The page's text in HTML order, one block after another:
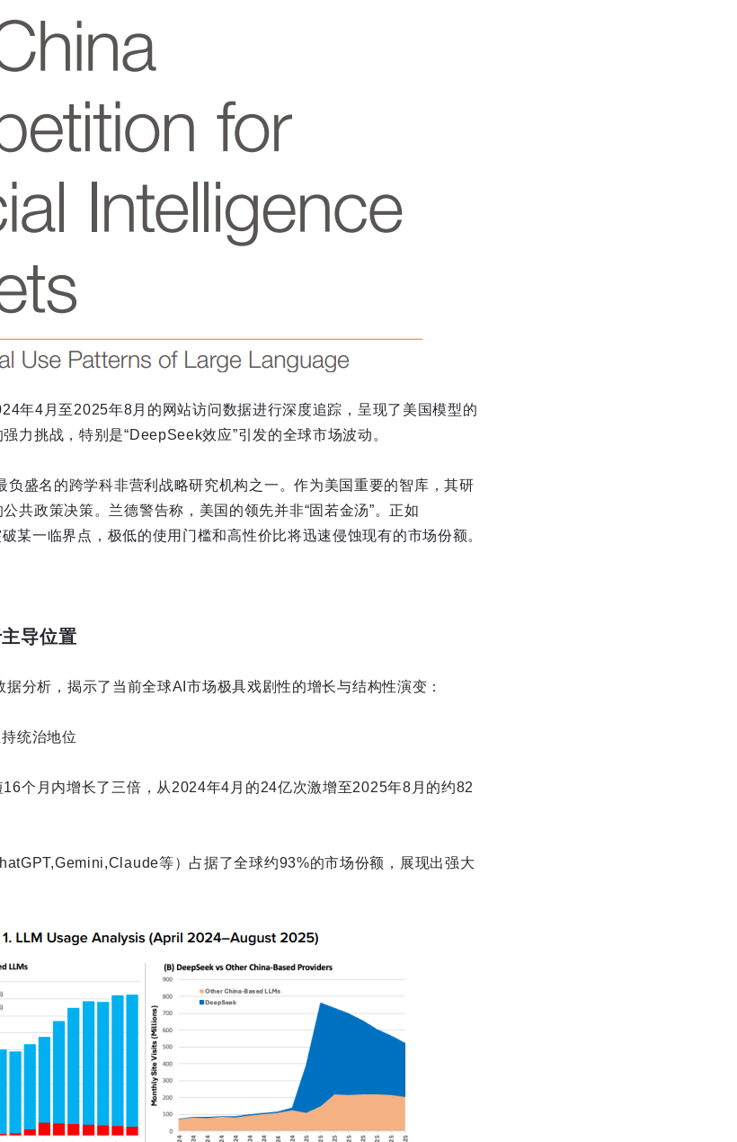
年4月至2025年8月的网站访问数据进行深度追踪，呈现了美国模型的
力挑战，特别是“DeepSeek效应”引发的全球市场波动。
负盛名的跨学科非营利战略研究机构之一。作为美国重要的智库，其研
共政策决策。兰德警告称，美国的领先并非“固若金汤”。正如
某一临界点，极低的使用门槛和高性价比将迅速侵蚀现有的市场份额。
导位置
分析，揭示了当前全球AI市场极具戏剧性的增长与结构性演变：
统治地位
个月内增长了三倍，从2024年4月的24亿次激增至2025年8月的约82
等）占据了全球约93%的市场份额，展现出强大